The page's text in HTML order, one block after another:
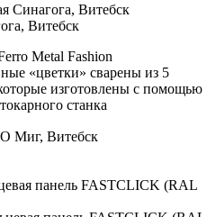
Витебск
Metal Fashion
«цветки» сварены из 5
изготовлены с помощью
станка
панель FASTCLICK (RAL